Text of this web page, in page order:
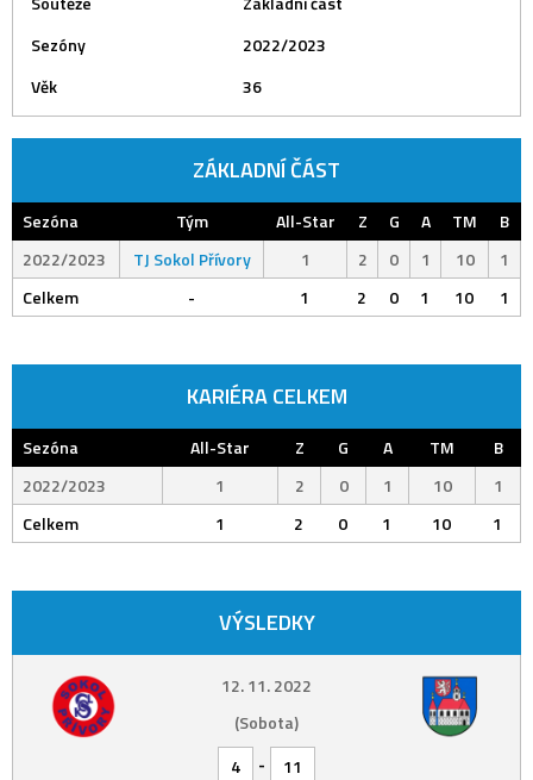
Sezóny
2022/2023
Věk
36
ZÁKLADNÍ ČÁST
Sezóna Tým All-Star Z G A TM
B
2022/2023
TJ Sokol Přívory 1 2 0 1 10
1
Celkem
- 1 2 0 1 10 1
KARIÉRA CELKEM
Sezóna All-Star Z G A TM
B
2022/2023
1 2 0 1 10
1
Celkem
1 2 0 1 10 1
VÝSLEDKY
12. 11. 2022
(Sobota)
4
-
11